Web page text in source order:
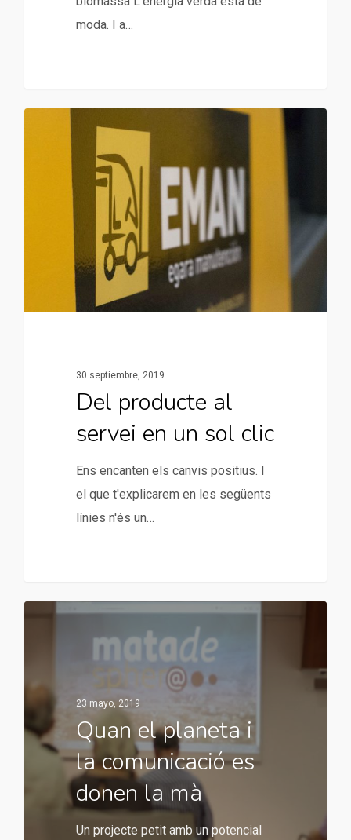
moda. I a…
30 septiembre, 2019
Del producte al
servei en un sol clic
Ens encanten els canvis positius. I
el que t'explicarem en les següents
línies n'és un…
23 mayo, 2019
Quan el planeta i
la comunicació es
donen la mà
Un projecte petit amb un potencial